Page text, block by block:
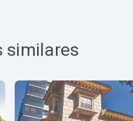
similares